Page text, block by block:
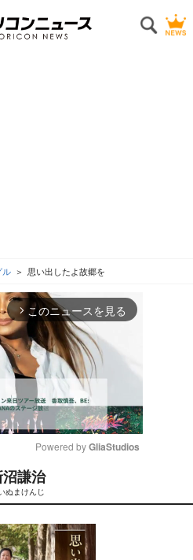
ル 思い出したよ故郷を
arrow_forward_ios このニュースを見る
t
e
Powered by GliaStudios
謙治
ぬまけんじ